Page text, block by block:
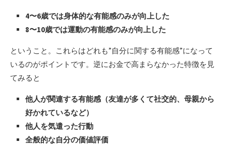
4〜6歳では身体的な有能感のみが向上した
8〜10歳では運動の有能感のみが向上した
ということ。これらはどれも”自分に関する有能感”になって
いるのがポイントです。逆にお金で高まらなかった特徴を見
てみると
他人が関連する有能感（友達が多くて社交的、母親から
好かれているなど）
他人を気遣った行動
全般的な自分の価値評価